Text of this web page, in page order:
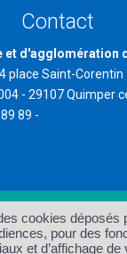
Contact
et d'agglomération
place Saint-Corentin
- 29107 Quimper
89 -
Plan
et
cookies déposés
pour des
et d’affichage de